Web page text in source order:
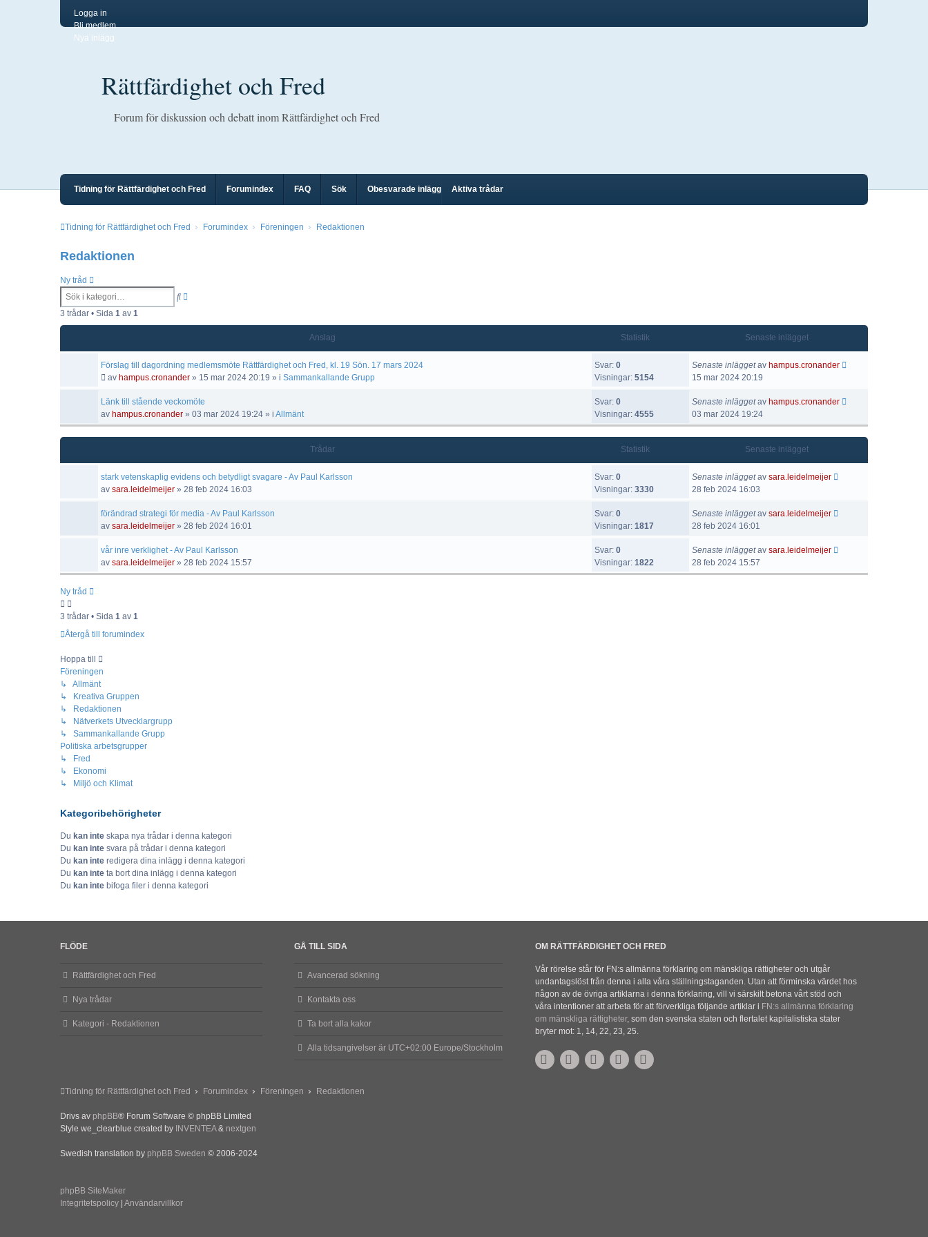
Logga in
Bli medlem
Nya inlägg
Rättfärdighet och Fred
Forum för diskussion och debatt inom Rättfärdighet och Fred
Tidning för Rättfärdighet och Fred Forumindex FAQ Sök Obesvarade inlägg Aktiva trådar
Tidning för Rättfärdighet och Fred Forumindex Föreningen Redaktionen
Redaktionen
Ny tråd
Sök
3 trådar • Sida 1 av 1
Anslag Statistik Senaste inlägget
Förslag till dagordning medlemsmöte Rättfärdighet och Fred, kl. 19 Sön. 17 mars 2024
av hampus.cronander » 15 mar 2024 20:19 » i Sammankallande Grupp
Svar: 0
Visningar: 5154
Senaste inläggetav hampus.cronander
15 mar 2024 20:19
Länk till stående veckomöte
av hampus.cronander » 03 mar 2024 19:24 » i Allmänt
Svar: 0
Visningar: 4555
Senaste inläggetav hampus.cronander
03 mar 2024 19:24
Trådar Statistik Senaste inlägget
stark vetenskaplig evidens och betydligt svagare - Av Paul Karlsson
av sara.leidelmeijer » 28 feb 2024 16:03
Svar: 0
Visningar: 3330
Senaste inläggetav sara.leidelmeijer
28 feb 2024 16:03
förändrad strategi för media - Av Paul Karlsson
av sara.leidelmeijer » 28 feb 2024 16:01
Svar: 0
Visningar: 1817
Senaste inläggetav sara.leidelmeijer
28 feb 2024 16:01
vår inre verklighet - Av Paul Karlsson
av sara.leidelmeijer » 28 feb 2024 15:57
Svar: 0
Visningar: 1822
Senaste inläggetav sara.leidelmeijer
28 feb 2024 15:57
Ny tråd
3 trådar • Sida 1 av 1
Återgå till forumindex
Hoppa till
Föreningen
↳ Allmänt
↳ Kreativa Gruppen
↳ Redaktionen
↳ Nätverkets Utvecklargrupp
↳ Sammankallande Grupp
Politiska arbetsgrupper
↳ Fred
↳ Ekonomi
↳ Miljö och Klimat
Kategoribehörigheter
Du kan inte skapa nya trådar i denna kategori
Du kan inte svara på trådar i denna kategori
Du kan inte redigera dina inlägg i denna kategori
Du kan inte ta bort dina inlägg i denna kategori
Du kan inte bifoga filer i denna kategori
FLÖDE
Rättfärdighet och Fred
Nya trådar
Kategori - Redaktionen
GÅ TILL SIDA
Avancerad sökning
Kontakta oss
Ta bort alla kakor
Alla tidsangivelser är UTC+02:00 Europe/Stockholm
OM RÄTTFÄRDIGHET OCH FRED
Vår rörelse står för FN:s allmänna förklaring om mänskliga rättigheter och utgår
undantagslöst från denna i alla våra ställningstaganden. Utan att förminska värdet hos
någon av de övriga artiklarna i denna förklaring, vill vi särskilt betona vårt stöd och
våra intentioner att arbeta för att förverkliga följande artiklar i FN:s allmänna förklaring
om mänskliga rättigheter, som den svenska staten och flertalet kapitalistiska stater
bryter mot: 1, 14, 22, 23, 25.
Tidning för Rättfärdighet och Fred Forumindex Föreningen Redaktionen
Drivs av phpBB® Forum Software © phpBB Limited
Style we_clearblue created by INVENTEA& nextgen
Swedish translation by phpBB Sweden © 2006-2024
phpBB SiteMaker
Integritetspolicy Användarvillkor